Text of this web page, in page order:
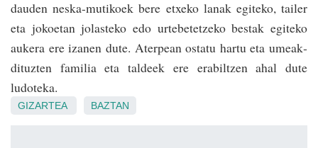
dauden neska-mutikoek bere etxeko lanak egiteko, tailer
eta jokoetan jolasteko edo urtebetetzeko bestak egiteko
aukera ere izanen dute. Aterpean ostatu hartu eta umeak­
dituzten familia eta taldeek ere erabiltzen ahal dute
ludoteka.
GIZARTEA BAZTAN